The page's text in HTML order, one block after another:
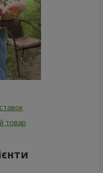
товар